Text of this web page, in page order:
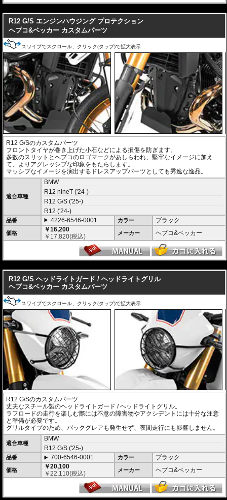
R12 G/S エンジンハウジング プロテクション
ヘプコ&ベッカー カスタムパーツ
スワイプでスクロール、クリック(タップ)で拡大表示
R12 G/Sのカスタムパーツ
フロントタイヤが巻き上げた小石などによる損傷を防ぎます。
多数のスリットとヘプコのロゴマークがあしらわれ、堅牢なイメージに加え
て、よりアグレッシブな印象をもたらします。
マッシブなイメージを演出するドレスアップパーツとしても秀逸な逸品。
適合車種
BMW
R12 nineT ('24-)
R12 G/S ('25-)
R12 ('24-)
品番 4226-6546-0001 カラー ブラック
価格
￥16,200
￥ 17,820(税込) メーカー ヘプコ&ベッカー
R12 G/S ヘッドライトガード / ヘッドライトグリル
ヘプコ&ベッカー カスタムパーツ
スワイプでスクロール、クリック(タップ)で拡大表示
R12 G/Sのカスタムパーツ
丈夫なスチール製のヘッドライトガード / ヘッドライトグリル。
ラフロードの走行を楽しむ際には不意の障害物やアクシデントには十分な注意
と準備が必要です。
グリルタイプのため、バックグレアも発生せず、夜間走行にも影響しません。
適合車種
BMW
R12 G/S ('25-)
品番 700-6546-0001 カラー ブラック
価格
￥20,100
￥22,110(税込) メーカー ヘプコ&ベッカー